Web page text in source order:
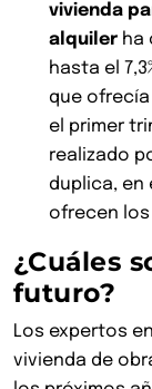
vivienda
alquiler ha
hasta el
que ofrecía
el primer
realizado
duplica, en
ofrecen los
¿Cuáles
futuro?
Los expertos
vivienda de